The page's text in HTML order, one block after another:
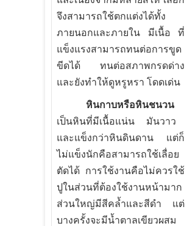
จึงสามารถใช้ตกแต่งได้ทั้ง
ภายนอกและภายใน มีเนื้อ ที่
แข็งแรงสามารถทนต่อการขูด
ขีดได้ ทนต่อสภาพกรดด่าง
และยังทำให้ดูหรูหรา โดดเด่น
หินกาบหรือหินชนวน
เป็นหินที่มีเนื้อแน่น มันวาว
และแข็งกว่าหินดินดาน แต่ก็
ไม่แข็งนักคือสามารถใช้เลื่อย
ตัดได้ การใช้งานคือไม่ควรใช้
ปูในส่วนที่ต้องใช้งานหน้ามาก
ส่วนใหญ่มีสีคล้ำและสีดำ แต่
บางครั้งจะมีน้ำตาลเขียวผสม